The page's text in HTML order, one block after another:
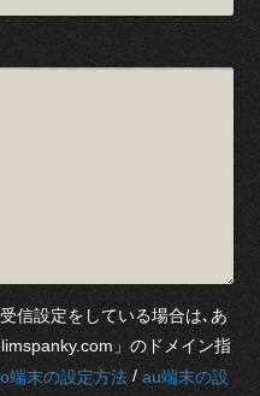
信設定をしている場合は､あ
」のドメイン指
端末の設定方法 /au端末の設